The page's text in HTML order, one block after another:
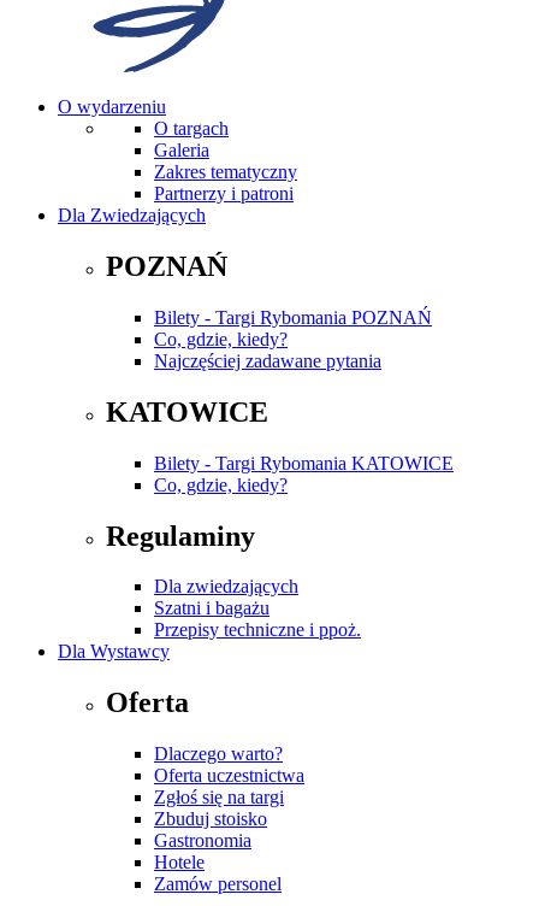
O wydarzeniu
O targach
Galeria
Zakres tematyczny
Partnerzy i patroni
Dla Zwiedzających
POZNAŃ
Bilety - Targi Rybomania POZNAŃ
Co, gdzie, kiedy?
Najczęściej zadawane pytania
KATOWICE
Bilety - Targi Rybomania KATOWICE
Co, gdzie, kiedy?
Regulaminy
Dla zwiedzających
Szatni i bagażu
Przepisy techniczne i ppoż.
Dla Wystawcy
Oferta
Dlaczego warto?
Oferta uczestnictwa
Zgłoś się na targi
Zbuduj stoisko
Gastronomia
Hotele
Zamów personel